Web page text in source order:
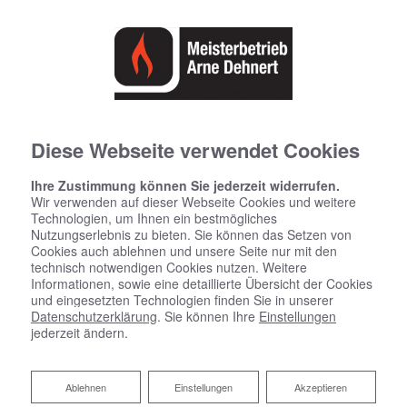
Heizen mit Holz
Nachhaltige Wärme im ganzen Haus
Diese Webseite verwendet Cookies
Ihre Zustimmung können Sie jederzeit widerrufen.
Wir verwenden auf dieser Webseite Cookies und weitere
Technologien, um Ihnen ein bestmögliches
Nutzungserlebnis zu bieten. Sie können das Setzen von
Cookies auch ablehnen und unsere Seite nur mit den
technisch notwendigen Cookies nutzen. Weitere
Informationen, sowie eine detaillierte Übersicht der Cookies
und eingesetzten Technologien finden Sie in unserer
Datenschutzerklärung. Sie können Ihre Einstellungen
jederzeit ändern.
Akzeptieren
Einstellungen
Ablehnen
Ablehnen